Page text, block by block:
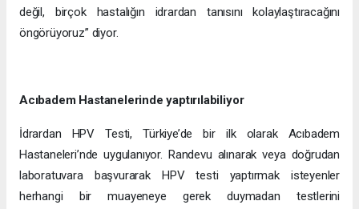
değil, birçok hastalığın idrardan tanısını kolaylaştıracağını
öngörüyoruz” diyor.
Acıbadem Hastanelerinde yaptırılabiliyor
İdrardan HPV Testi, Türkiye’de bir ilk olarak Acıbadem
Hastaneleri’nde uygulanıyor. Randevu alınarak veya doğrudan
laboratuvara başvurarak HPV testi yaptırmak isteyenler
herhangi bir muayeneye gerek duymadan testlerini